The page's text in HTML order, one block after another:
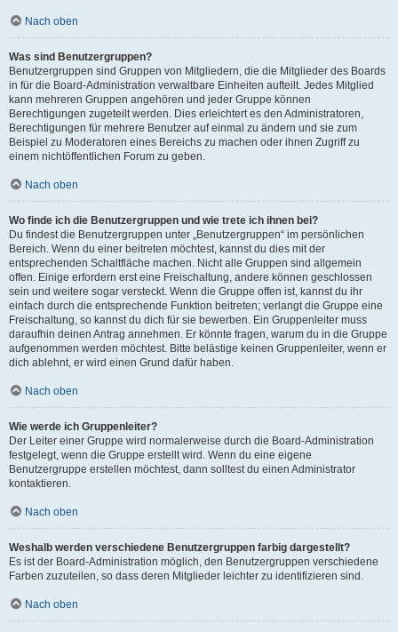
Nach oben
Was sind Benutzergruppen?
Benutzergruppen sind Gruppen von Mitgliedern, die die Mitglieder des Boards
in für die Board-Administration verwaltbare Einheiten aufteilt. Jedes Mitglied
kann mehreren Gruppen angehören und jeder Gruppe können
Berechtigungen zugeteilt werden. Dies erleichtert es den Administratoren,
Berechtigungen für mehrere Benutzer auf einmal zu ändern und sie zum
Beispiel zu Moderatoren eines Bereichs zu machen oder ihnen Zugriff zu
einem nichtöffentlichen Forum zu geben.
Nach oben
Wo finde ich die Benutzergruppen und wie trete ich ihnen bei?
Du findest die Benutzergruppen unter „Benutzergruppen“ im persönlichen
Bereich. Wenn du einer beitreten möchtest, kannst du dies mit der
entsprechenden Schaltfläche machen. Nicht alle Gruppen sind allgemein
offen. Einige erfordern erst eine Freischaltung, andere können geschlossen
sein und weitere sogar versteckt. Wenn die Gruppe offen ist, kannst du ihr
einfach durch die entsprechende Funktion beitreten; verlangt die Gruppe eine
Freischaltung, so kannst du dich für sie bewerben. Ein Gruppenleiter muss
daraufhin deinen Antrag annehmen. Er könnte fragen, warum du in die Gruppe
aufgenommen werden möchtest. Bitte belästige keinen Gruppenleiter, wenn er
dich ablehnt, er wird einen Grund dafür haben.
Nach oben
Wie werde ich Gruppenleiter?
Der Leiter einer Gruppe wird normalerweise durch die Board-Administration
festgelegt, wenn die Gruppe erstellt wird. Wenn du eine eigene
Benutzergruppe erstellen möchtest, dann solltest du einen Administrator
kontaktieren.
Nach oben
Weshalb werden verschiedene Benutzergruppen farbig dargestellt?
Es ist der Board-Administration möglich, den Benutzergruppen verschiedene
Farben zuzuteilen, so dass deren Mitglieder leichter zu identifizieren sind.
Nach oben